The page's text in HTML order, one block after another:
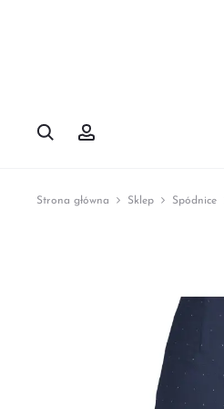
Szukaj
Strona główna Sklep Spódnice